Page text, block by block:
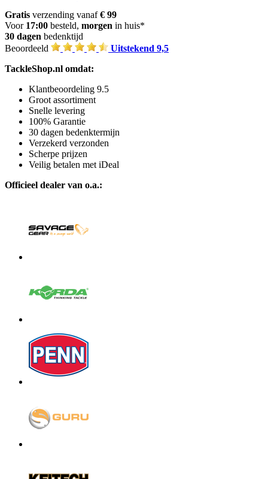
Gratis verzending vanaf€ 99
Voor 17:00 besteld, morgen in huis*
30 dagen bedenktijd
Beoordeeld
Uitstekend 9,5
TackleShop.nl omdat:
Klantbeoordeling 9.5
Groot assortiment
Snelle levering
100% Garantie
30 dagen bedenktermijn
Verzekerd verzonden
Scherpe prijzen
Veilig betalen met iDeal
Officieel dealer van o.a.: